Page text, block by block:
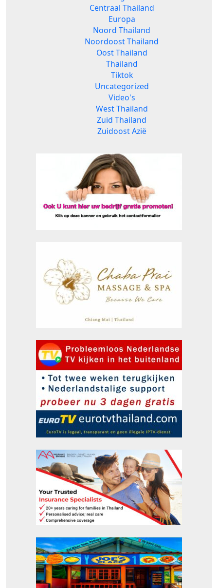
Centraal Thailand
Europa
Noord Thailand
Noordoost Thailand
Oost Thailand
Thailand
Tiktok
Uncategorized
Video's
West Thailand
Zuid Thailand
Zuidoost Azië